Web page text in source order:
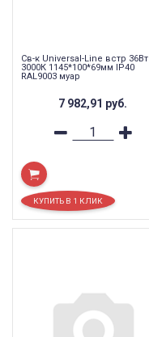
Св-к Universal-Line встр 36Вт
3000К 1145*100*69мм IP40
RAL9003 муар
7 982,91 руб.